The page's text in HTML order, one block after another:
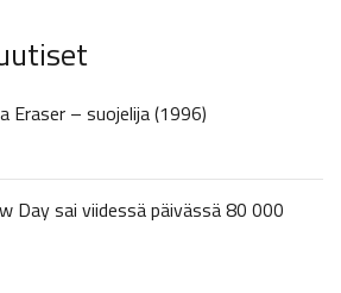
Eraser – suojelija (1996)
Day sai viidessä päivässä 80 000